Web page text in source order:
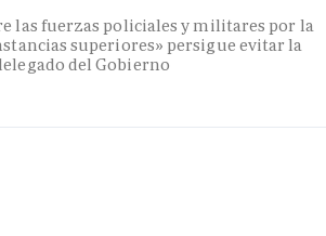
las fuerzas policiales y militares por la
superiores» persigue evitar la
del Gobierno